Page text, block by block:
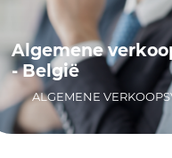
Algemene
- België
ALGEMENE